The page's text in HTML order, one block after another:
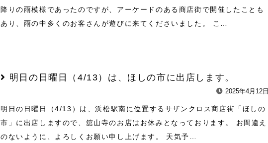
降りの雨模様であったのですが、アーケードのある商店街で開催したことも
あり、雨の中多くのお客さんが遊びに来てくださいました。 こ…
明日の日曜日（4/13）は、ほしの市に出店します。
2025年4月12日
明日の日曜日（4/13）は、浜松駅南に位置するサザンクロス商店街「ほしの
市」に出店しますので、舘山寺のお店はお休みとなっております。 お間違え
のないように、よろしくお願い申し上げます。 天気予…